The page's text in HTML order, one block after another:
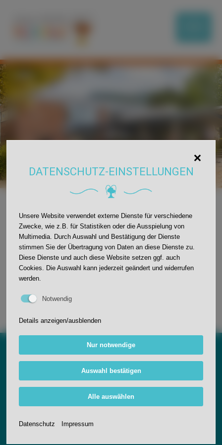
77704 Oberkirch
DATENSCHUTZ-EINSTELLUNGEN
Unsere Website verwendet externe Dienste für verschiedene
Zwecke, wie z.B. für Statistiken oder die Ausspielung von
Multimedia. Durch Auswahl und Bestätigung der Dienste
stimmen Sie der Übertragung von Daten an diese Dienste zu.
Diese Dienste und auch diese Website setzen ggf. auch
Cookies. Die Auswahl kann jederzeit geändert und widerrufen
werden.
Notwendig
Details anzeigen/ausblenden
Nur notwendige
Auswahl bestätigen
Alle auswählen
Datenschutz Impressum